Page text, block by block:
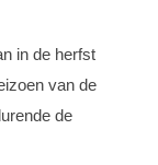
in de herfst
van de
de